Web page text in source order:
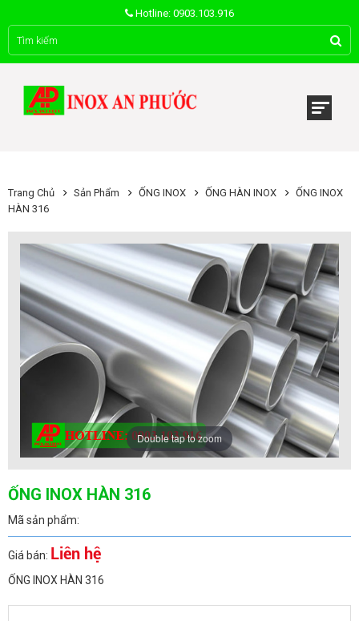
Hotline: 0903.103.916
Trang Chủ Sản Phẩm ỐNG INOX ỐNG HÀN INOX
ỐNG INOX
HÀN 316
Double tap to zoom
ỐNG INOX HÀN 316
Mã sản phẩm:
Giá bán: Liên hệ
ỐNG INOX HÀN 316